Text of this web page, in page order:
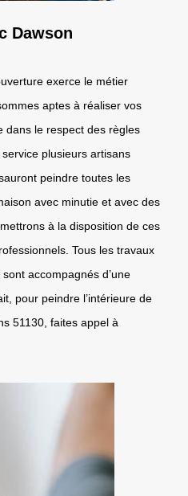
Dawson
exerce le métier
aptes à réaliser vos
dans le respect des règles
plusieurs artisans
peindre toutes les
avec minutie et avec des
à la disposition de ces
Tous les travaux
accompagnés d’une
pour peindre l’intérieure de
51130, faites appel à